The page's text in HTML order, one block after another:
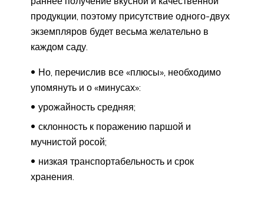
продукции, поэтому присутствие одного-двух
экземпляров будет весьма желательно в
каждом саду.
Но, перечислив все «плюсы», необходимо
упомянуть и о «минусах»:
урожайность средняя;
склонность к поражению паршой и
мучнистой росой;
низкая транспортабельность и срок
хранения.